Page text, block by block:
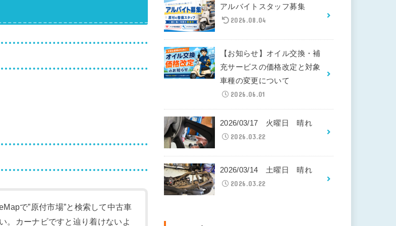
で”原付市場”と検索して中古車
。カーナビですと辿り着けないよ
アルバイトスタッフ募集
2026.08.04
【お知らせ】オイル交換・補
充サービスの価格改定と対象
車種の変更について
2026.06.01
2026/03/17 火曜日 晴れ
2026.03.22
2026/03/14 土曜日 晴れ
2026.03.22